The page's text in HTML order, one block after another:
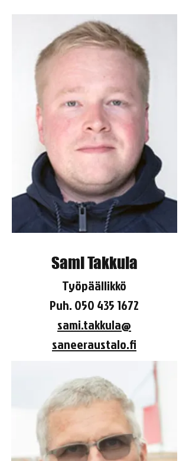
Sami Takkula
Työpäällikkö
Puh.050 435 1672
sami.takkula@
saneeraustalo.fi